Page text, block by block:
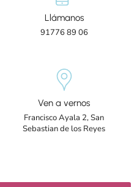
Llámanos
91776 89 06
Ven a vernos
Francisco Ayala 2, San
Sebastian de los Reyes